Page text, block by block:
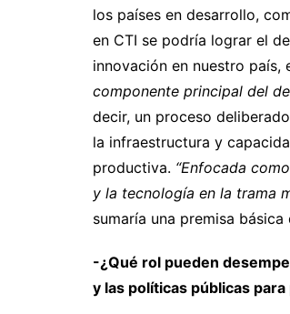
los países en desarrollo,
en CTI se podría lograr el
innovación en nuestro país,
componente principal del
decir, un proceso
la infraestructura y
productiva. “Enfocada
y la tecnología en la trama
sumaría una premisa
-¿Qué rol pueden
y las políticas públicas